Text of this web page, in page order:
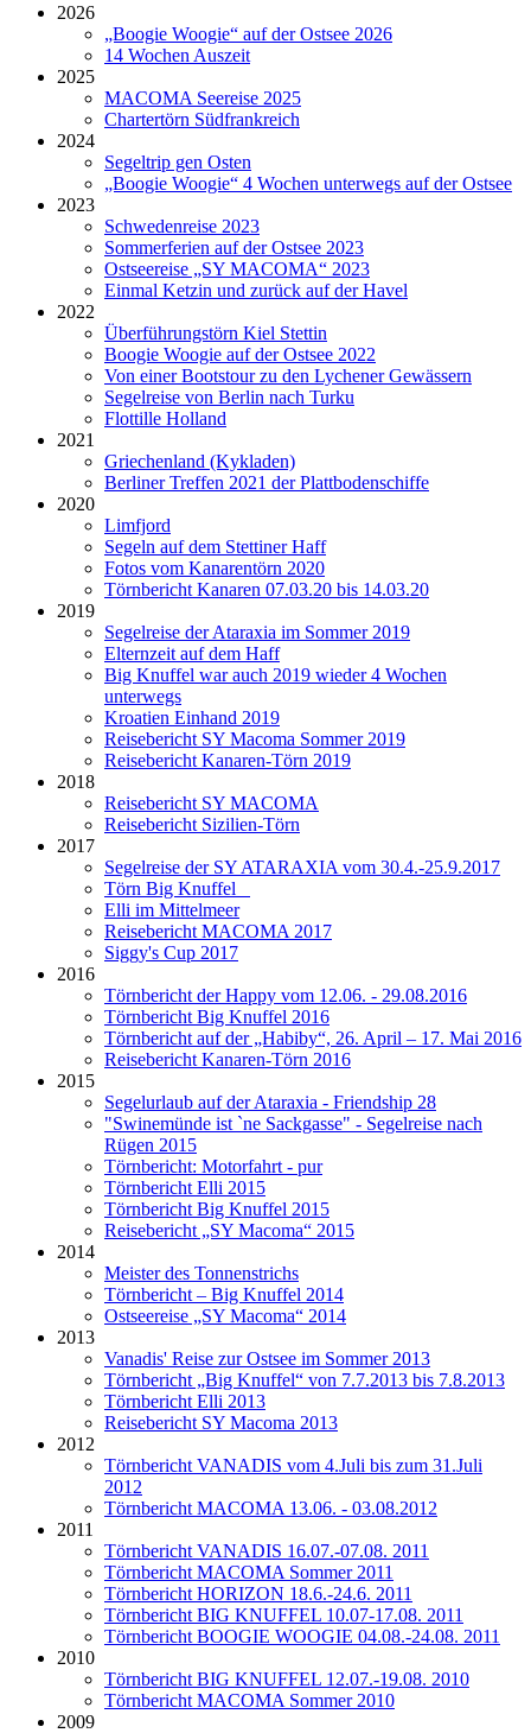
2026
„Boogie Woogie“ auf der Ostsee 2026
14 Wochen Auszeit
2025
MACOMA Seereise 2025
Chartertörn Südfrankreich
2024
Segeltrip gen Osten
„Boogie Woogie“ 4 Wochen unterwegs auf der Ostsee
2023
Schwedenreise 2023
Sommerferien auf der Ostsee 2023
Ostseereise „SY MACOMA“ 2023
Einmal Ketzin und zurück auf der Havel
2022
Überführungstörn Kiel Stettin
Boogie Woogie auf der Ostsee 2022
Von einer Bootstour zu den Lychener Gewässern
Segelreise von Berlin nach Turku
Flottille Holland
2021
Griechenland (Kykladen)
Berliner Treffen 2021 der Plattbodenschiffe
2020
Limfjord
Segeln auf dem Stettiner Haff
Fotos vom Kanarentörn 2020
Törnbericht Kanaren 07.03.20 bis 14.03.20
2019
Segelreise der Ataraxia im Sommer 2019
Elternzeit auf dem Haff
Big Knuffel war auch 2019 wieder 4 Wochen
unterwegs
Kroatien Einhand 2019
Reisebericht SY Macoma Sommer 2019
Reisebericht Kanaren-Törn 2019
2018
Reisebericht SY MACOMA
Reisebericht Sizilien-Törn
2017
Segelreise der SY ATARAXIA vom 30.4.-25.9.2017
Törn Big Knuffel
Elli im Mittelmeer
Reisebericht MACOMA 2017
Siggy's Cup 2017
2016
Törnbericht der Happy vom 12.06. - 29.08.2016
Törnbericht Big Knuffel 2016
Törnbericht auf der „Habiby“, 26. April – 17. Mai 2016
Reisebericht Kanaren-Törn 2016
2015
Segelurlaub auf der Ataraxia - Friendship 28
"Swinemünde ist `ne Sackgasse" - Segelreise nach
Rügen 2015
Törnbericht: Motorfahrt - pur
Törnbericht Elli 2015
Törnbericht Big Knuffel 2015
Reisebericht „SY Macoma“ 2015
2014
Meister des Tonnenstrichs
Törnbericht – Big Knuffel 2014
Ostseereise „SY Macoma“ 2014
2013
Vanadis' Reise zur Ostsee im Sommer 2013
Törnbericht „Big Knuffel“ von 7.7.2013 bis 7.8.2013
Törnbericht Elli 2013
Reisebericht SY Macoma 2013
2012
Törnbericht VANADIS vom 4.Juli bis zum 31.Juli
2012
Törnbericht MACOMA 13.06. - 03.08.2012
2011
Törnbericht VANADIS 16.07.-07.08. 2011
Törnbericht MACOMA Sommer 2011
Törnbericht HORIZON 18.6.-24.6. 2011
Törnbericht BIG KNUFFEL 10.07-17.08. 2011
Törnbericht BOOGIE WOOGIE 04.08.-24.08. 2011
2010
Törnbericht BIG KNUFFEL 12.07.-19.08. 2010
Törnbericht MACOMA Sommer 2010
2009